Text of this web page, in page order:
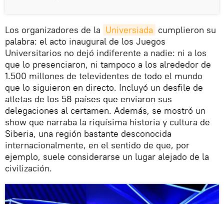
Los organizadores de la Universiada cumplieron su
palabra: el acto inaugural de los Juegos
Universitarios no dejó indiferente a nadie: ni a los
que lo presenciaron, ni tampoco a los alrededor de
1.500 millones de televidentes de todo el mundo
que lo siguieron en directo. Incluyó un desfile de
atletas de los 58 países que enviaron sus
delegaciones al certamen. Además, se mostró un
show que narraba la riquísima historia y cultura de
Siberia, una región bastante desconocida
internacionalmente, en el sentido de que, por
ejemplo, suele considerarse un lugar alejado de la
civilización.